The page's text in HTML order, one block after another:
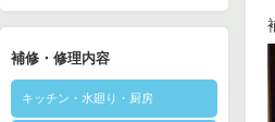
補修・修理内容
キッチン・水廻り・厨房